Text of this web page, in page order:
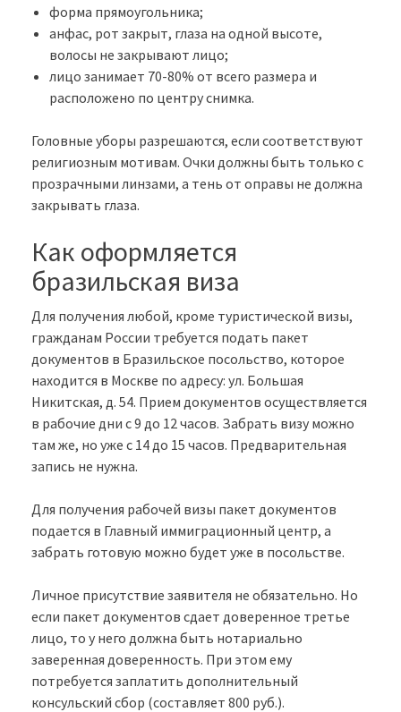
форма прямоугольника;
анфас, рот закрыт, глаза на одной высоте,
волосы не закрывают лицо;
лицо занимает 70-80% от всего размера и
расположено по центру снимка.
Головные уборы разрешаются, если соответствуют
религиозным мотивам. Очки должны быть только с
прозрачными линзами, а тень от оправы не должна
закрывать глаза.
Как оформляется
бразильская виза
Для получения любой, кроме туристической визы,
гражданам России требуется подать пакет
документов в Бразильское посольство, которое
находится в Москве по адресу: ул. Большая
Никитская, д. 54. Прием документов осуществляется
в рабочие дни с 9 до 12 часов. Забрать визу можно
там же, но уже с 14 до 15 часов. Предварительная
запись не нужна.
Для получения рабочей визы пакет документов
подается в Главный иммиграционный центр, а
забрать готовую можно будет уже в посольстве.
Личное присутствие заявителя не обязательно. Но
если пакет документов сдает доверенное третье
лицо, то у него должна быть нотариально
заверенная доверенность. При этом ему
потребуется заплатить дополнительный
консульский сбор (составляет 800 руб.).